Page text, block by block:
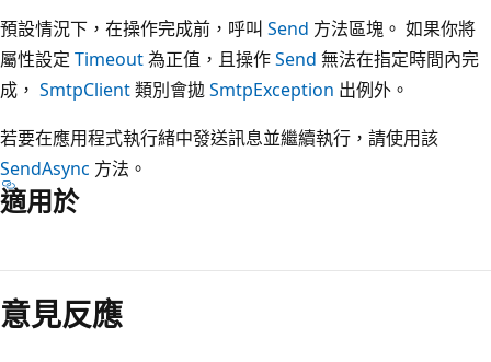
預設情況下，在操作完成前，呼叫 Send 方法區塊。 如果你將
屬性設定 Timeout為正值，且操作Send 無法在指定時間內完
成， SmtpClient類別會拋SmtpException 出例外。
若要在應用程式執行緒中發送訊息並繼續執行，請使用該
SendAsync 方法。
適用於
讀
模
意見反應